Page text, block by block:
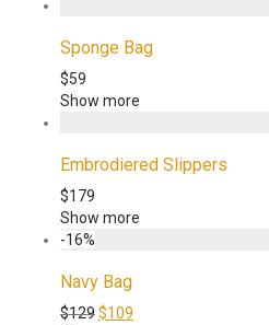
Sponge Bag
$59
Show more
Embrodiered Slippers
$179
Show more
-16%
Navy Bag
$129$109